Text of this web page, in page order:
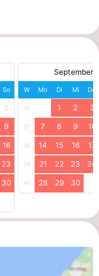
So
2
9
16
23
30
September
W Mo Di Mi Do
36 1 2 3
37 7 8 9 10
38 14 15 16 17
39 21 22 23 24
40 28 29 30